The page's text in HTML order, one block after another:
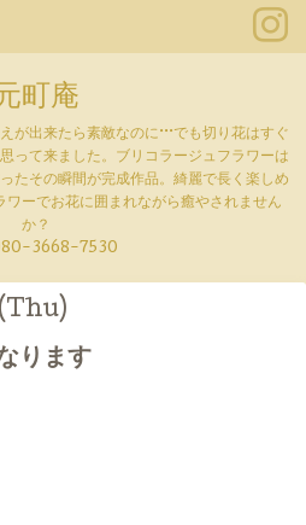
町庵
が出来たら素敵なのに···でも切り花はすぐ
って来ました。ブリコラージュフラワーは
たその瞬間が完成作品。綺麗で長く楽しめ
ワーでお花に囲まれながら癒やされません
か？
3668-7530
ります